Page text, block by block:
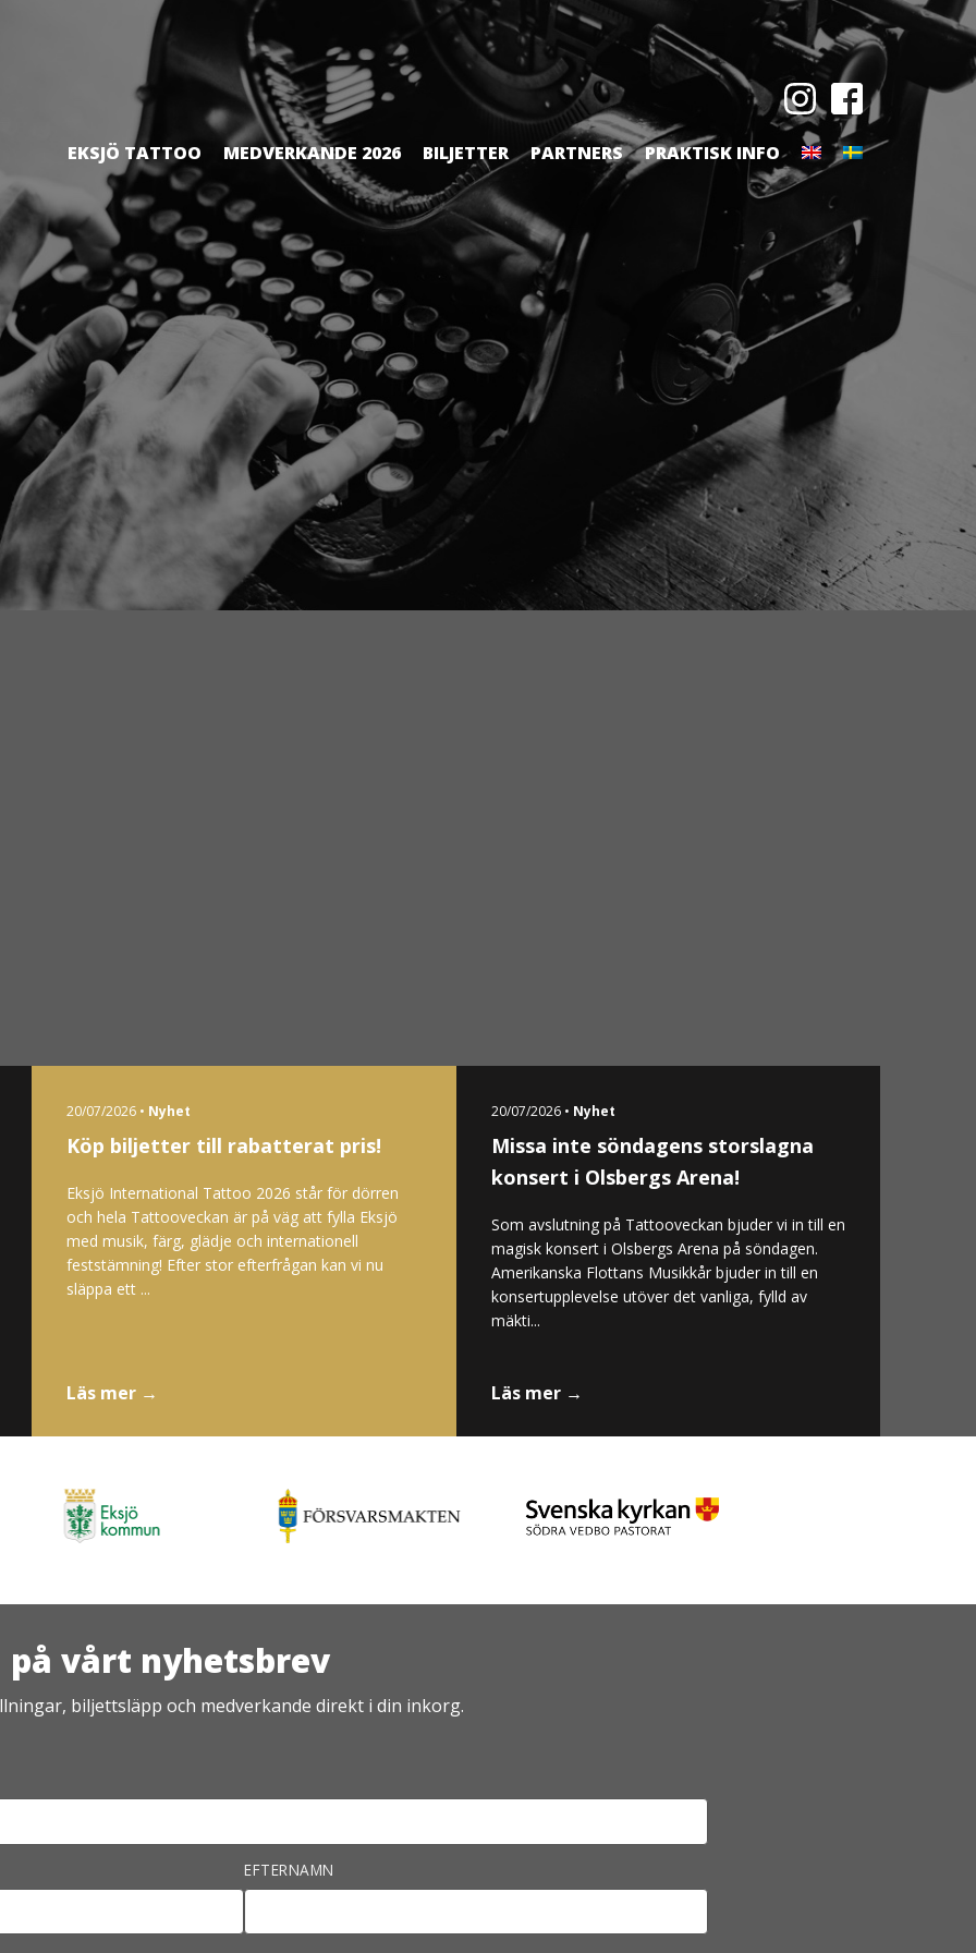
EKSJÖ TATTOO MEDVERKANDE 2026 BILJETTER PARTNERS PRAKTISK INFO
20/07/2026 • Nyhet
Köp biljetter till rabatterat pris!
Eksjö International Tattoo 2026 står för dörren
och hela Tattooveckan är på väg att fylla Eksjö
med musik, färg, glädje och internationell
feststämning! Efter stor efterfrågan kan vi nu
släppa ett ...
Läs mer →
20/07/2026 • Nyhet
Missa inte söndagens storslagna
konsert i Olsbergs Arena!
Som avslutning på Tattooveckan bjuder vi in till en
magisk konsert i Olsbergs Arena på söndagen.
Amerikanska Flottans Musikkår bjuder in till en
konsertupplevelse utöver det vanliga, fylld av
mäkti...
Läs mer →
på vårt nyhetsbrev
biljettsläpp och medverkande direkt i din inkorg.
EFTERNAMN